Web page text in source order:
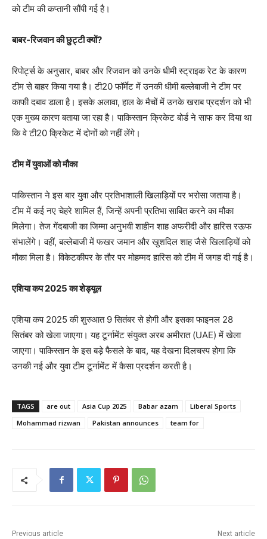
को टीम की कप्तानी सौंपी गई है।
बाबर-रिजवान की छुट्टी क्यों?
रिपोर्ट्स के अनुसार, बाबर और रिजवान को उनके धीमी स्ट्राइक रेट के कारण
टीम से बाहर किया गया है। टी20 फॉर्मेट में उनकी धीमी बल्लेबाजी ने टीम पर
काफी दबाव डाला है। इसके अलावा, हाल के मैचों में उनके खराब प्रदर्शन को भी
एक मुख्य कारण बताया जा रहा है। पाकिस्तान क्रिकेट बोर्ड ने साफ कर दिया था
कि वे टी20 क्रिकेट में दोनों को नहीं लेंगे।
टीम में युवाओं को मौका
पाकिस्तान ने इस बार युवा और प्रतिभाशाली खिलाड़ियों पर भरोसा जताया है।
टीम में कई नए चेहरे शामिल हैं, जिन्हें अपनी प्रतिभा साबित करने का मौका
मिलेगा। तेज गेंदबाजी का जिम्मा अनुभवी शाहीन शाह अफरीदी और हारिस रऊफ
संभालेंगे। वहीं, बल्लेबाजी में फखर जमान और खुशदिल शाह जैसे खिलाड़ियों को
मौका मिला है। विकेटकीपर के तौर पर मोहम्मद हारिस को टीम में जगह दी गई है।
एशिया कप 2025 का शेड्यूल
एशिया कप 2025 की शुरुआत 9 सितंबर से होगी और इसका फाइनल 28
सितंबर को खेला जाएगा। यह टूर्नामेंट संयुक्त अरब अमीरात (UAE) में खेला
जाएगा। पाकिस्तान के इस बड़े फैसले के बाद, यह देखना दिलचस्प होगा कि
उनकी नई और युवा टीम टूर्नामेंट में कैसा प्रदर्शन करती है।
TAGS are out Asia Cup 2025 Babar azam
Liberal Sports
Mohammad rizwan
Pakistan announces team for
Previous article Next article